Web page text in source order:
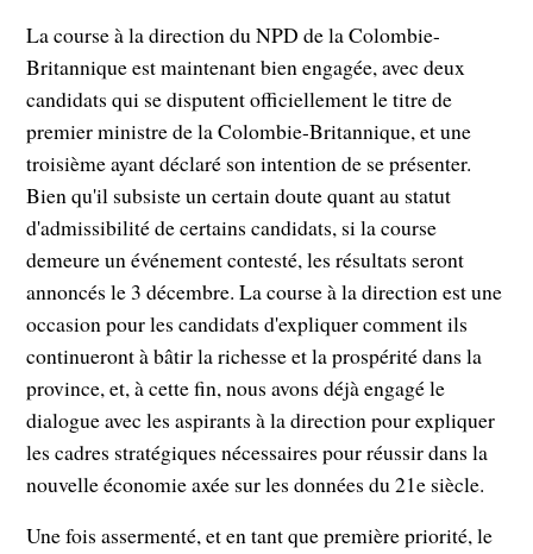
La course à la direction du NPD de la Colombie-
Britannique est maintenant bien engagée, avec deux
candidats qui se disputent officiellement le titre de
premier ministre de la Colombie-Britannique, et une
troisième ayant déclaré son intention de se présenter.
Bien qu'il subsiste un certain doute quant au statut
d'admissibilité de certains candidats, si la course
demeure un événement contesté, les résultats seront
annoncés le 3 décembre. La course à la direction est une
occasion pour les candidats d'expliquer comment ils
continueront à bâtir la richesse et la prospérité dans la
province, et, à cette fin, nous avons déjà engagé le
dialogue avec les aspirants à la direction pour expliquer
les cadres stratégiques nécessaires pour réussir dans la
nouvelle économie axée sur les données du 21e siècle.
Une fois assermenté, et en tant que première priorité, le